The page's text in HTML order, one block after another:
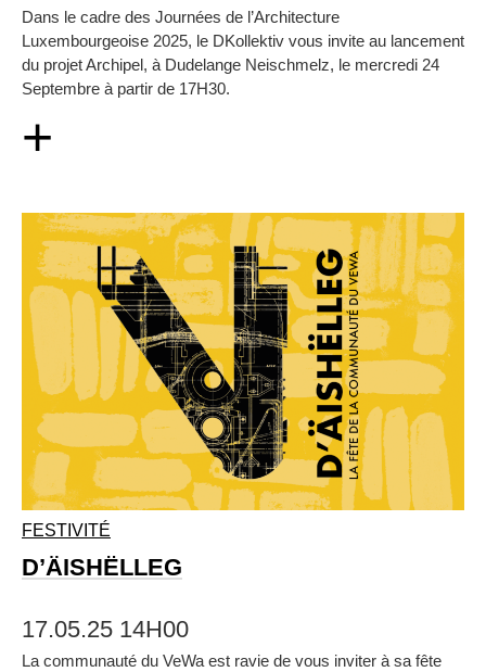
Dans le cadre des Journées de l’Architecture
Luxembourgeoise 2025, le DKollektiv vous invite au lancement
du projet Archipel, à Dudelange Neischmelz, le mercredi 24
Septembre à partir de 17H30.
+
FESTIVITÉ
D’ÄISHËLLEG
17.05.25 14H00
La communauté du VeWa est ravie de vous inviter à sa fête